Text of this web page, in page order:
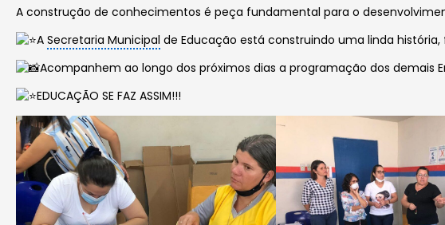
A construção de conhecimentos é peça fundamental para o
ASecretaria Municipal de Educação está construindo uma linda
Acompanhem ao longo dos próximos dias a programação dos demais
EDUCAÇÃO SE FAZ ASSIM!!!